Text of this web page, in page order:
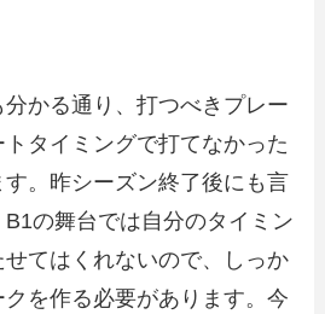
分かる通り、打つべきプレー
タイミングで打てなかった
。昨シーズン終了後にも言
の舞台では自分のタイミン
てはくれないので、しっか
を作る必要があります。今